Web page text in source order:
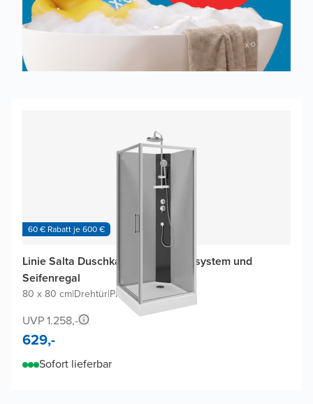
60 € Rabatt je 600 €
Linie Salta Duschkabine mit Duschsystem und
Seifenregal
80 x 80 cm|Drehtür|Profil Chrom
UVP 1.258,-
629,-
Sofort lieferbar